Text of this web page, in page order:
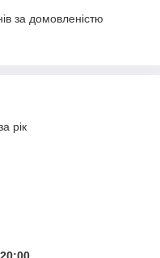
за домовленістю
рік